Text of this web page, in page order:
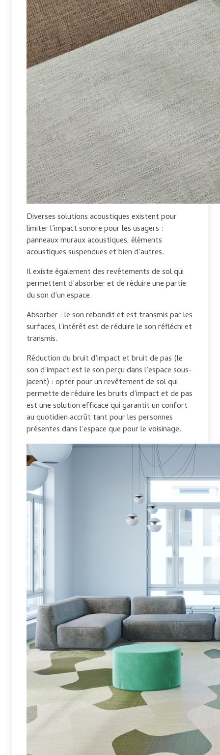
Diverses solutions acoustiques existent pour
limiter l’impact sonore pour les usagers :
panneaux muraux acoustiques, éléments
acoustiques suspendues et bien d’autres.
Il existe également des revêtements de sol qui
permettent d’absorber et de réduire une partie
du son d’un espace.
Absorber : le son rebondit et est transmis par les
surfaces, l’intérêt est de réduire le son réfléchi et
transmis.
Réduction du bruit d’impact et bruit de pas (le
son d’impact est le son perçu dans l’espace sous-
jacent) : opter pour un revêtement de sol qui
permette de réduire les bruits d’impact et de pas
est une solution efficace qui garantit un confort
au quotidien accrût tant pour les personnes
présentes dans l’espace que pour le voisinage.